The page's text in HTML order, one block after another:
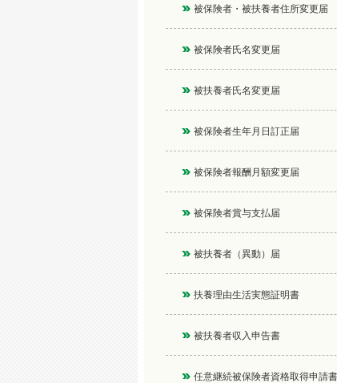
被保険者・被扶養者住所変更届
被保険者氏名変更届
被扶養者氏名変更届
被保険者生年月日訂正届
被保険者報酬月額変更届
被保険者賞与支払届
被扶養者（異動）届
扶養理由生活実態証明書
被扶養者収入申告書
任意継続被保険者資格取得申